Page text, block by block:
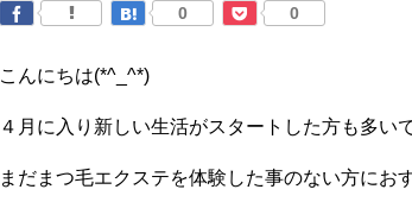
0 0
こんにちは(*^_^*)
４月に入り新しい生活がスタートした方も多い
まだまつ毛エクステを体験した事のない方にお